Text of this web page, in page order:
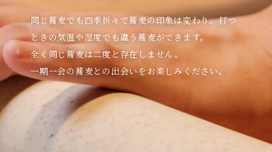
同じ蕎麦でも四季折々で蕎麦の印象は変わり、打つ
ときの気温や湿度でも違う蕎麦ができます。
全く同じ蕎麦は二度と存在しません。